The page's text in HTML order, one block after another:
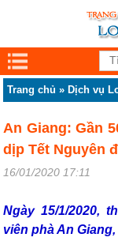
Trang chủ » Dịch vụ
An Giang: Gần
dịp Tết Nguyên
16/01/2020 17:11
Ngày 15/1/2020,
viên phà An